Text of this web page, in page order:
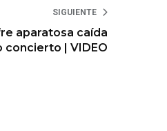
SIGUIENTE
aparatosa caída
concierto | VIDEO